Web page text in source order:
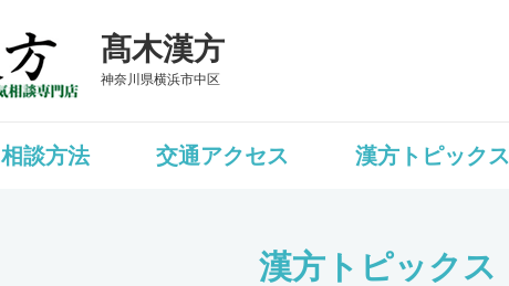
髙木漢方
神奈川県横浜市中区
相談方法 交通アクセス 漢方トピックス
漢方トピックス